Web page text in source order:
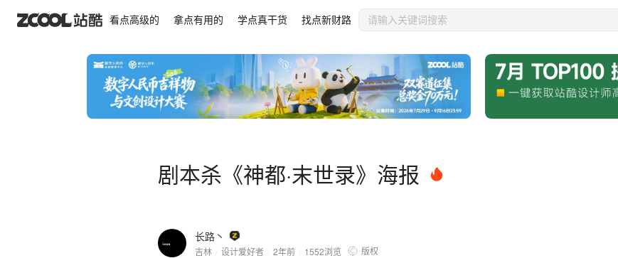
看点高级的 拿点有用的 学点真干货 找点新财路
剧本杀《神都·末世录》海报
长路丶
吉林 设计爱好者 2年前 1552浏览 版权
剧本杀《神都·末世录》海报